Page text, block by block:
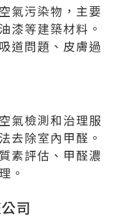
氣污染物，主要
漆等建築材料。
道問題、皮膚過
氣檢測和治理服
去除室內甲醛。
素評估、甲醛濃
。
司